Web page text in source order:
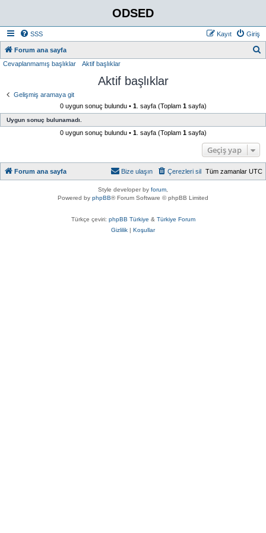
ODSED
SSS Giriş
Kayıt
Forum ana sayfa
Cevaplanmamış başlıklar Aktif başlıklar
Aktif başlıklar
Gelişmiş aramaya git
0 uygun sonuç bulundu • 1. sayfa (Toplam 1sayfa)
Uygun sonuç bulunamadı.
0 uygun sonuç bulundu • 1. sayfa (Toplam 1sayfa)
Geçiş yap
Forum ana sayfa Tüm zamanlar UTC
Çerezleri sil
Bize ulaşın
Style developer by forum
Powered by phpBB® Forum Software © phpBB Limited
Türkçe çeviri: phpBB Türkiye & Türkiye Forum
Gizlilik | Koşullar